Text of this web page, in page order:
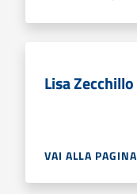
Lisa Zecchillo
VAI ALLA PAGINA